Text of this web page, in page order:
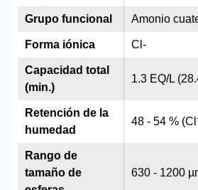
Amonio
Cl-
1.3 EQ/L
48 - 54 % (Cl
630 - 1200
Grupo funcional
Forma iónica
Capacidad total
(min.)
Retención de la
humedad
Rango de
tamaño de